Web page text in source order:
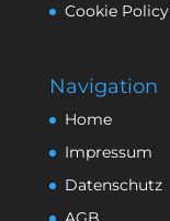
Cookie Policy
Navigation
Home
Impressum
Datenschutz